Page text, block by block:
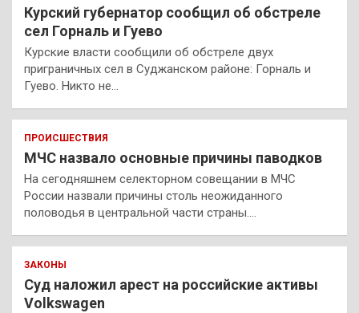
Курский губернатор сообщил об обстреле
сел Горналь и Гуево
Курские власти сообщили об обстреле двух
приграничных сел в Суджанском районе: Горналь и
Гуево. Никто не…
ПРОИСШЕСТВИЯ
МЧС назвало основные причины паводков
На сегодняшнем селекторном совещании в МЧС
России назвали причины столь неожиданного
половодья в центральной части страны.…
ЗАКОНЫ
Суд наложил арест на российские активы
Volkswagen